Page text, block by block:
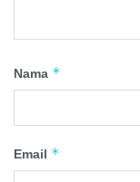
Nama *
Email *